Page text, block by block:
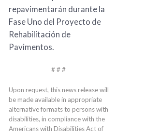
repavimentarán durante la
Fase Uno del Proyecto de
Rehabilitación de
Pavimentos.
# # #
Upon request, this news release will
be made available in appropriate
alternative formats to persons with
disabilities, in compliance with the
Americans with Disabilities Act of